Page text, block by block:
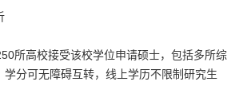
所高校接受该校学位申请硕士，包括多所综
分可无障碍互转，线上学历不限制研究生